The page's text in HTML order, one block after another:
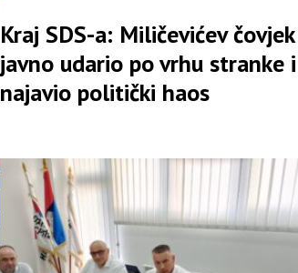
Kraj SDS-a: Miličevićev čovjek
javno udario po vrhu stranke i
najavio politički haos